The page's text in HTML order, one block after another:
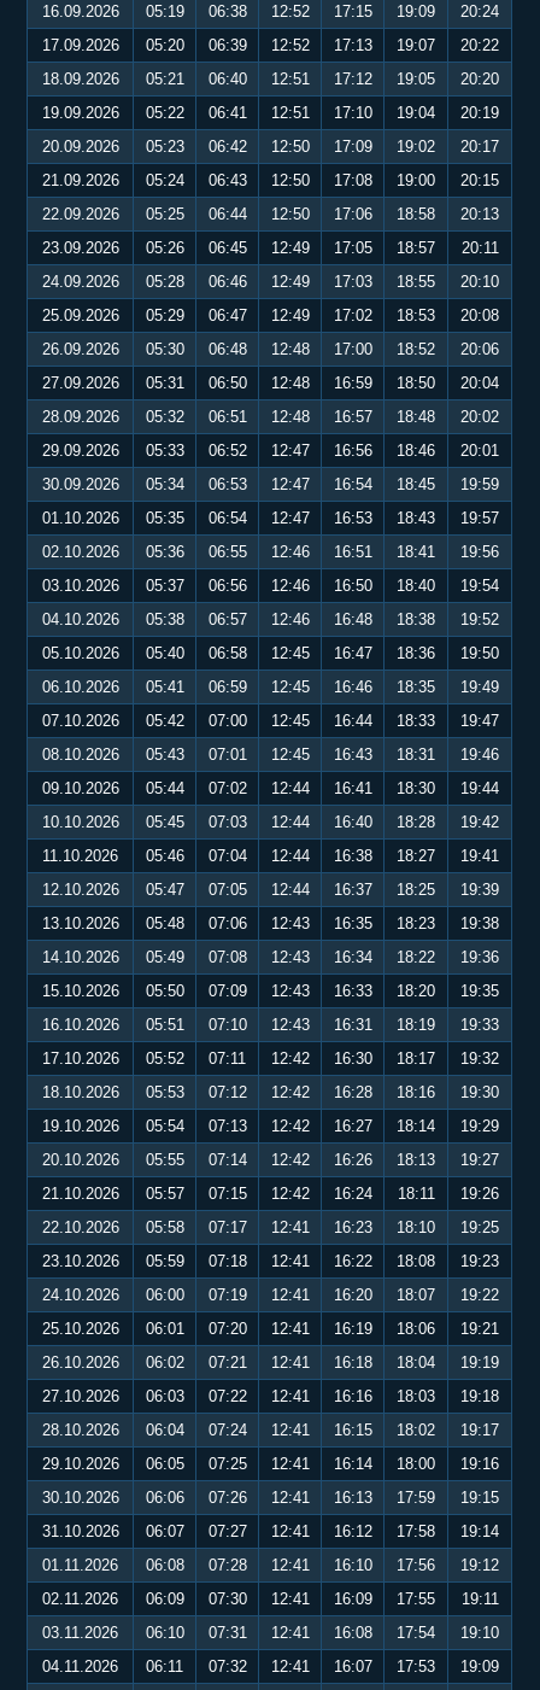
16.09.2026
05:19 06:38 12:52 17:15 19:09
20:24
17.09.2026
05:20 06:39 12:52 17:13 19:07
20:22
18.09.2026
05:21 06:40 12:51 17:12 19:05
20:20
19.09.2026
05:22 06:41 12:51 17:10 19:04
20:19
20.09.2026
05:23 06:42 12:50 17:09 19:02
20:17
21.09.2026
05:24 06:43 12:50 17:08 19:00
20:15
22.09.2026
05:25 06:44 12:50 17:06 18:58
20:13
23.09.2026
05:26 06:45 12:49 17:05 18:57
20:11
24.09.2026
05:28 06:46 12:49 17:03 18:55
20:10
25.09.2026
05:29 06:47 12:49 17:02 18:53
20:08
26.09.2026
05:30 06:48 12:48 17:00 18:52
20:06
27.09.2026
05:31 06:50 12:48 16:59 18:50
20:04
28.09.2026
05:32 06:51 12:48 16:57 18:48
20:02
29.09.2026
05:33 06:52 12:47 16:56 18:46
20:01
30.09.2026
05:34 06:53 12:47 16:54 18:45
19:59
01.10.2026
05:35 06:54 12:47 16:53 18:43
19:57
02.10.2026
05:36 06:55 12:46 16:51 18:41
19:56
03.10.2026
05:37 06:56 12:46 16:50 18:40
19:54
04.10.2026
05:38 06:57 12:46 16:48 18:38
19:52
05.10.2026
05:40 06:58 12:45 16:47 18:36
19:50
06.10.2026
05:41 06:59 12:45 16:46 18:35
19:49
07.10.2026
05:42 07:00 12:45 16:44 18:33
19:47
08.10.2026
05:43 07:01 12:45 16:43 18:31
19:46
09.10.2026
05:44 07:02 12:44 16:41 18:30
19:44
10.10.2026
05:45 07:03 12:44 16:40 18:28
19:42
11.10.2026
05:46 07:04 12:44 16:38 18:27
19:41
12.10.2026
05:47 07:05 12:44 16:37 18:25
19:39
13.10.2026
05:48 07:06 12:43 16:35 18:23
19:38
14.10.2026
05:49 07:08 12:43 16:34 18:22
19:36
15.10.2026
05:50 07:09 12:43 16:33 18:20
19:35
16.10.2026
05:51 07:10 12:43 16:31 18:19
19:33
17.10.2026
05:52 07:11 12:42 16:30 18:17
19:32
18.10.2026
05:53 07:12 12:42 16:28 18:16
19:30
19.10.2026
05:54 07:13 12:42 16:27 18:14
19:29
20.10.2026
05:55 07:14 12:42 16:26 18:13
19:27
21.10.2026
05:57 07:15 12:42 16:24 18:11
19:26
22.10.2026
05:58 07:17 12:41 16:23 18:10
19:25
23.10.2026
05:59 07:18 12:41 16:22 18:08
19:23
24.10.2026
06:00 07:19 12:41 16:20 18:07
19:22
25.10.2026
06:01 07:20 12:41 16:19 18:06
19:21
26.10.2026
06:02 07:21 12:41 16:18 18:04
19:19
27.10.2026
06:03 07:22 12:41 16:16 18:03
19:18
28.10.2026
06:04 07:24 12:41 16:15 18:02
19:17
29.10.2026
06:05 07:25 12:41 16:14 18:00
19:16
30.10.2026
06:06 07:26 12:41 16:13 17:59
19:15
31.10.2026
06:07 07:27 12:41 16:12 17:58
19:14
01.11.2026
06:08 07:28 12:41 16:10 17:56
19:12
02.11.2026
06:09 07:30 12:41 16:09 17:55
19:11
03.11.2026
06:10 07:31 12:41 16:08 17:54
19:10
04.11.2026
06:11 07:32 12:41 16:07 17:53 19:09